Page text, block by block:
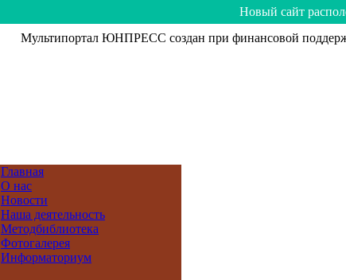
Hoвый caйт
Мультипортал ЮНПРЕСС создан при финансовой
Главная
О нас
Новости
Наша деятельность
Методбиблиотека
Фотогалерея
Информаториум